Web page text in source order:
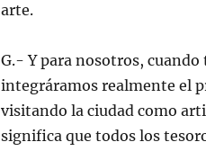
arte.
G.- Y para nosotros,
integráramos realmente el
visitando la ciudad como
significa que todos los